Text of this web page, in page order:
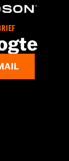
instructies